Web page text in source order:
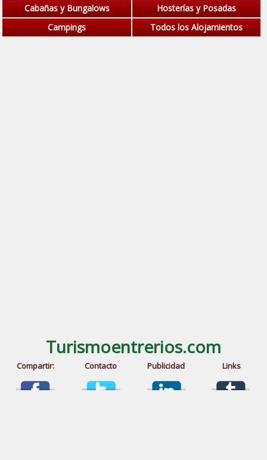
Cabañas y Bungalows
Hosterías y Posadas
Campings
Todos los Alojamientos
Turismoentrerios.com
Compartir: Contacto Publicidad Links